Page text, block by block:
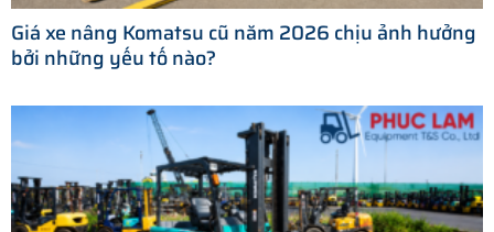
Giá xe nâng Komatsu cũ năm 2026 chịu ảnh hưởng
bởi những yếu tố nào?